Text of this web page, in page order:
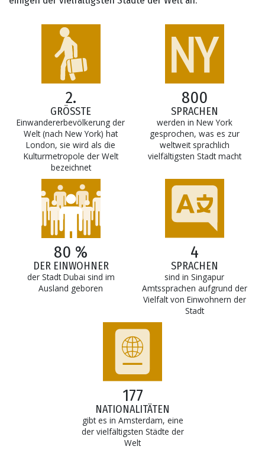
2.
GRÖSSTE
Einwandererbevölkerung der
Welt (nach New York) hat
London, sie wird als die
Kulturmetropole der Welt
bezeichnet
800
SPRACHEN
werden in New York
gesprochen, was es zur
weltweit sprachlich
vielfältigsten Stadt macht
80 %
DER EINWOHNER
der Stadt Dubai sind im
Ausland geboren
4
SPRACHEN
sind in Singapur
Amtssprachen aufgrund der
Vielfalt von Einwohnern der
Stadt
177
NATIONALITÄTEN
gibt es in Amsterdam, eine
der vielfältigsten Städte der
Welt